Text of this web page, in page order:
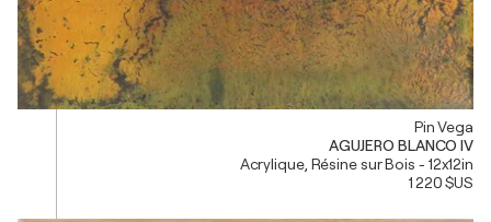
Pin Vega
AGUJERO BLANCO IV
Acrylique, Résine sur Bois - 12x12in
1 220 $US